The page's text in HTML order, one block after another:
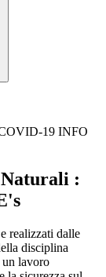
19 INFO
:
realizzati dalle
disciplina
un lavoro